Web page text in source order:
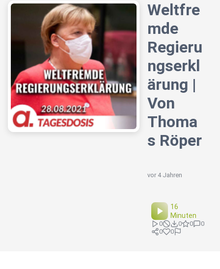
Weltfre
mde
Regieru
ngserkl
ärung |
Von
Thoma
s Röper
vor 4 Jahren
16
Minuten
0 0 0
0
0
0